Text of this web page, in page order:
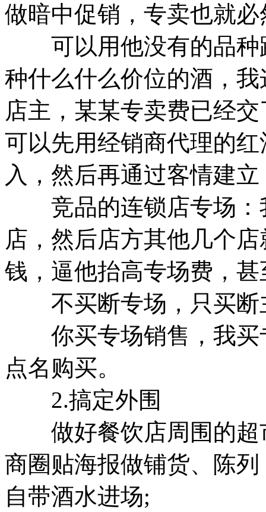
做暗中促销，专卖也就
可以用他没有的品种
种什么什么价位的酒，
店主，某某专卖费已经
可以先用经销商代理的
入，然后再通过客情建
竞品的连锁店专场：
店，然后店方其他几个
钱，逼他抬高专场费，
不买断专场，只买断
你买专场销售，我买
点名购买。
2.搞定外围
做好餐饮店周围的超
商圈贴海报做铺货、陈
自带酒水进场;